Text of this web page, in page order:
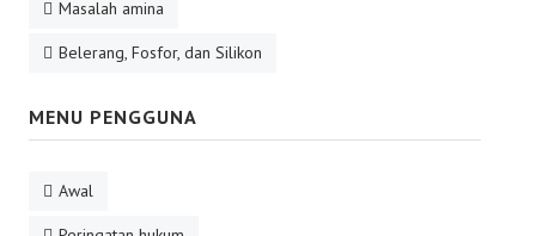
Masalah amina
Belerang, Fosfor, dan Silikon
MENU PENGGUNA
Awal